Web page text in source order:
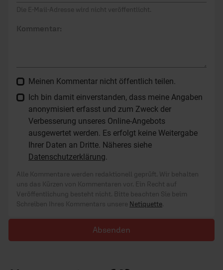
Die E-Mail-Adresse wird nicht veröffentlicht.
Kommentar:
Meinen Kommentar nicht öffentlich teilen.
Ich bin damit einverstanden, dass meine Angaben
anonymisiert erfasst und zum Zweck der
Verbesserung unseres Online-Angebots
ausgewertet werden. Es erfolgt keine Weitergabe
Ihrer Daten an Dritte. Näheres siehe
Datenschutzerklärung.
Alle Kommentare werden redaktionell geprüft. Wir behalten
uns das Kürzen von Kommentaren vor. Ein Recht auf
Veröffentlichung besteht nicht. Bitte beachten Sie beim
Schreiben Ihres Kommentars unsere Netiquette.
Absenden